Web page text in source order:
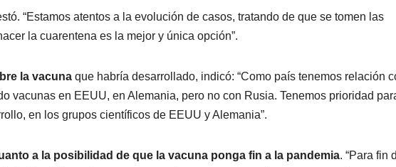
“Estamos atentos a la evolución de casos, tratando de que se tomen las
la cuarentena es la mejor y única opción”.
la vacuna que habría desarrollado, indicó: “Como país tenemos relación
vacunas en EEUU, en Alemania, pero no con Rusia. Tenemos prioridad
en los grupos científicos de EEUU y Alemania”.
a la posibilidad de que la vacuna ponga fin a la pandemia. “Para fin